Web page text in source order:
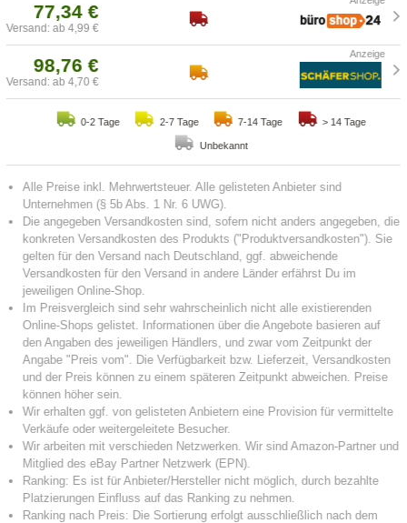
77,34 €
Versand: ab 4,99 €
98,76 €
Versand: ab 4,70 €
0-2 Tage 2-7 Tage 7-14 Tage > 14 Tage
Unbekannt